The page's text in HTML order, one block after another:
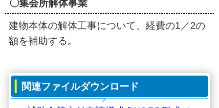
〇集会所解体事業
建物本体の解体工事について、経費の1／2の
額を補助する。
関連ファイルダウンロード